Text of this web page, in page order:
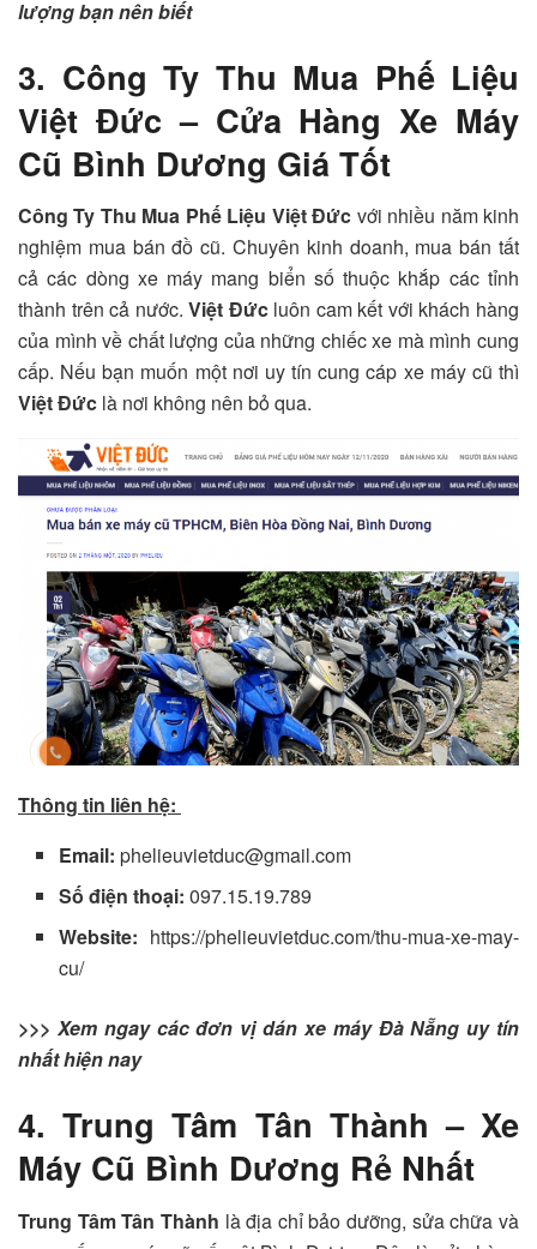
lượng bạn nên biết
3. Công Ty Thu Mua Phế Liệu
Việt Đức – Cửa Hàng Xe Máy
Cũ Bình Dương Giá Tốt
Công Ty Thu Mua Phế Liệu Việt Đức với nhiều năm kinh
nghiệm mua bán đồ cũ. Chuyên kinh doanh, mua bán tất
cả các dòng xe máy mang biển số thuộc khắp các tỉnh
thành trên cả nước.Việt Đứcluôn cam kết với khách hàng
của mình về chất lượng của những chiếc xe mà mình cung
cấp. Nếu bạn muốn một nơi uy tín cung cáp xe máy cũ thì
Việt Đức là nơi không nên bỏ qua.
Thông tin liên hệ:
Email: phelieuvietduc@gmail.com
Số điện thoại: 097.15.19.789
Website: https://phelieuvietduc.com/thu-mua-xe-may-
cu/
>>> Xem ngay các đơn vị dán xe máy Đà Nẵng uy tín
nhất hiện nay
4. Trung Tâm Tân Thành – Xe
Máy Cũ Bình Dương Rẻ Nhất
Trung Tâm Tân Thành là địa chỉ bảo dưỡng, sửa chữa và